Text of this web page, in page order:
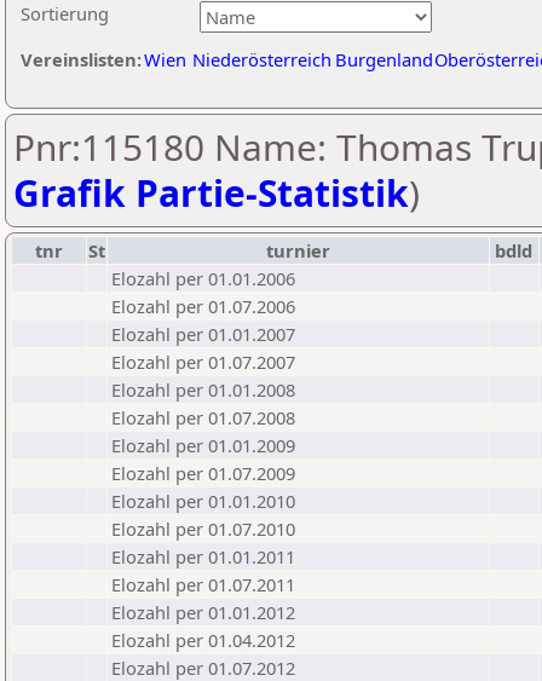
Sortierung
Vereinslisten:Wien Niederösterreich Burgenland
Pnr:115180 Name: Thomas
Grafik Partie-Statistik)
tnr St turnier bdld
Elozahl per 01.01.2006
Elozahl per 01.07.2006
Elozahl per 01.01.2007
Elozahl per 01.07.2007
Elozahl per 01.01.2008
Elozahl per 01.07.2008
Elozahl per 01.01.2009
Elozahl per 01.07.2009
Elozahl per 01.01.2010
Elozahl per 01.07.2010
Elozahl per 01.01.2011
Elozahl per 01.07.2011
Elozahl per 01.01.2012
Elozahl per 01.04.2012
Elozahl per 01.07.2012